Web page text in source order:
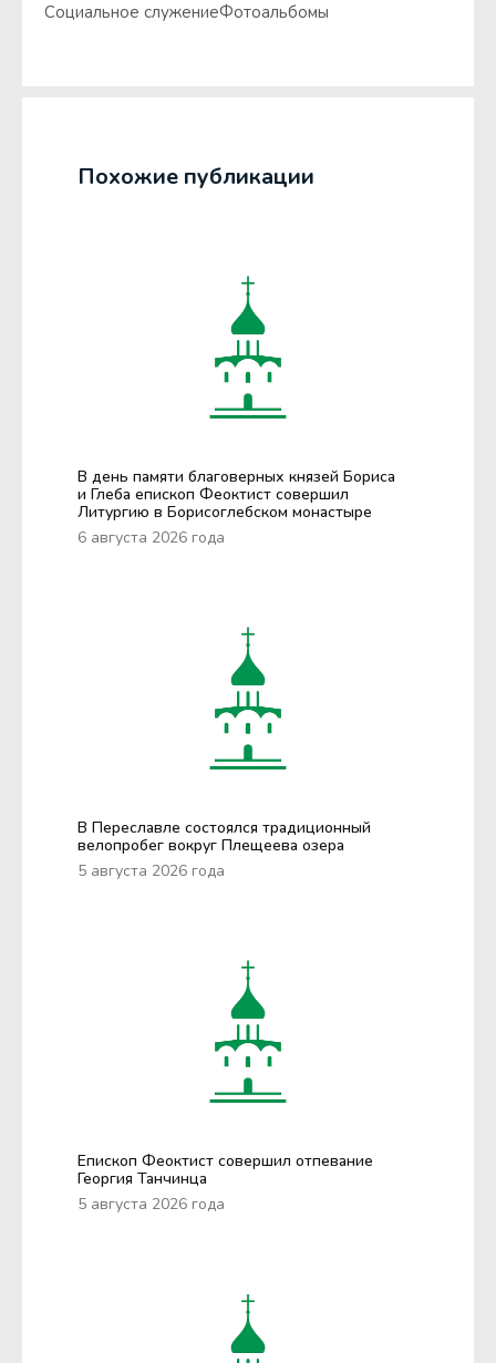
Социальное служениеФотоальбомы
Похожие публикации
В день памяти благоверных князей Бориса
и Глеба епископ Феоктист совершил
Литургию в Борисоглебском монастыре
6 августа 2026 года
В Переславле состоялся традиционный
велопробег вокруг Плещеева озера
5 августа 2026 года
Епископ Феоктист совершил отпевание
Георгия Танчинца
5 августа 2026 года